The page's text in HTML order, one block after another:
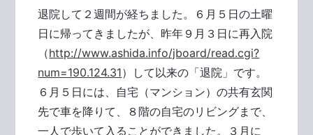
退院して２週間が経ちました。６月５日の土曜
日に帰ってきましたが、昨年９月３日に再入院
（http://www.ashida.info/jboard/read.cgi?
num=190.124.31）して以来の「退院」です。
６月５日には、自宅（マンション）の共有玄関
先で車を降りて、８階の自宅のリビングまで、
一人で歩いて入ることができました。３月に